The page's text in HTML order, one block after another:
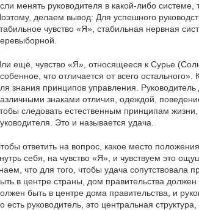
менять руководителя в какой-либо
делаем вывод: Для успешного
чувство «Я», стабильная нервная
ещё, чувство «Я», относящееся к Сурье
что отличается от всего
знания принципов управления.
знаками отличия, одеждой,
следовать естественным принципам
Это и называется удача.
ответить на вопрос, какое место
себя, на чувство «Я», и чувствуем это
что для того, чтобы удача сопутствовала
в центре страны, дом правительства
быть в центре дома правительства, и
есть руководитель, это центральная